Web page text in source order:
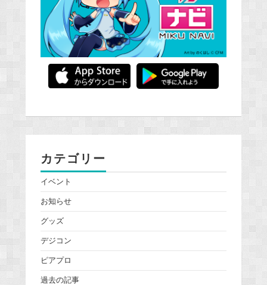
カテゴリー
イベント
お知らせ
グッズ
デジコン
ピアプロ
過去の記事